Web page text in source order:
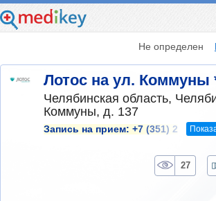
Не определен
Лотос на ул. Коммуны
Челябинская область,
Коммуны, д. 137
Запись на прием: +7 (351) 2
27